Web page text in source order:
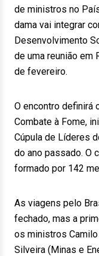
de ministros no
dama vai integrar
Desenvolvimento
de uma reunião em
de fevereiro.
O encontro definirá
Combate à Fome,
Cúpula de Líderes
do ano passado. O
formado por 142
As viagens pelo
fechado, mas a
os ministros Camilo
Silveira (Minas e